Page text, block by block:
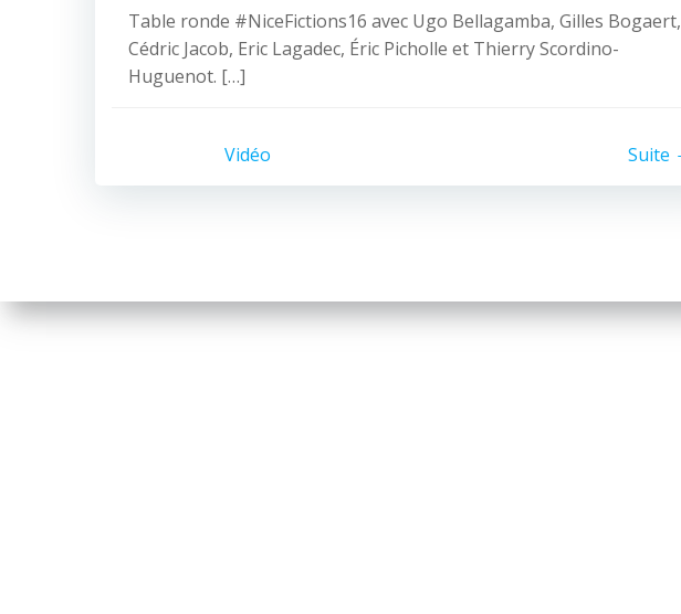
Table ronde #NiceFictions16 avec Ugo Bellagamba, Gilles Bogaert,
Cédric Jacob, Eric Lagadec, Éric Picholle et Thierry Scordino-
Huguenot. […]
Vidéo Suite